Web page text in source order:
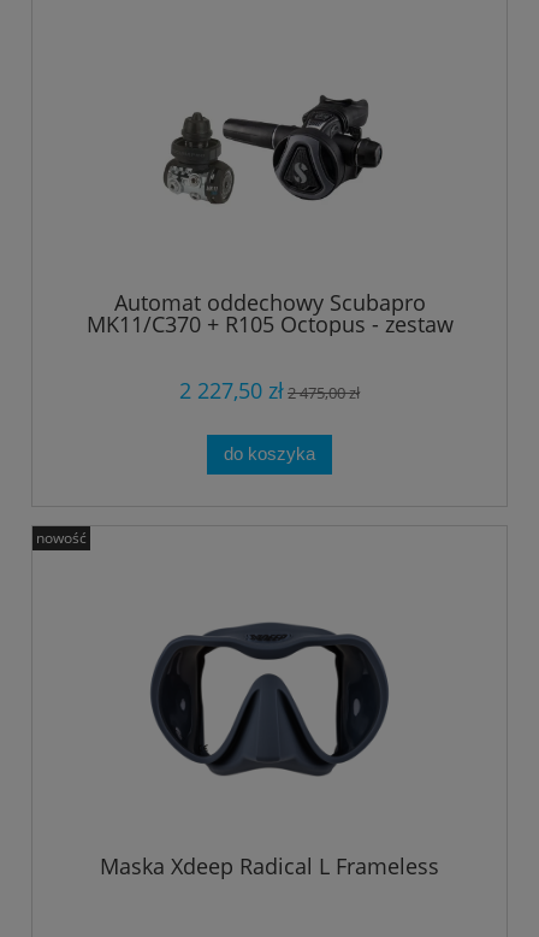
Automat oddechowy Scubapro
MK11/C370 + R105 Octopus - zestaw
2 227,50 zł2 475,00 zł
do koszyka
Maska Xdeep Radical L Frameless
nowość